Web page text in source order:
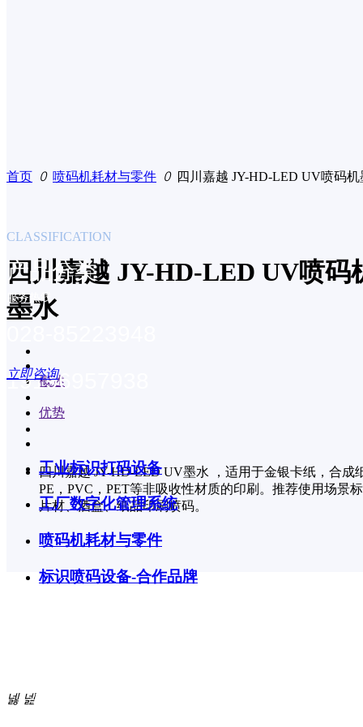
四川嘉越 JY-HD-LED UV喷码
墨水
概述
优势
四川嘉越 JY-HD-LED UV墨水 ，适用于金银卡纸，合成
PE，PVC，PET等非吸收性材质的印刷。推荐使用场景标
片材、酒盒、纸品印刷喷码。
首页 ꄲ 喷码机耗材与零件 ꄲ 四川嘉越 JY-HD-LED UV喷码机
CLASSIFICATION
产品分类
服务热线
19196957938
立即咨询
工业标识打码设备
工厂数字化管理系统
喷码机耗材与零件
标识喷码设备-合作品牌
从标识打码设备到数字化工厂实施，我们提供整体解决方案。
넳 넲公司微信公众号